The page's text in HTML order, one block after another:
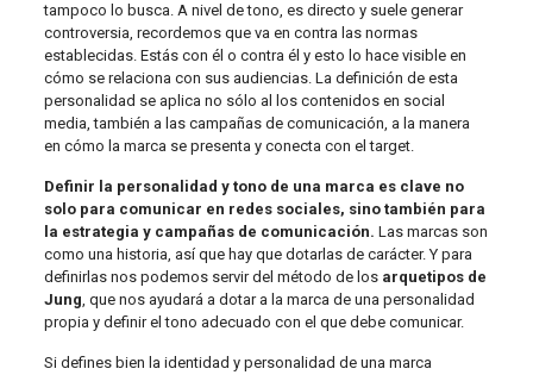
tampoco lo busca. A nivel de tono, es directo y suele generar
controversia, recordemos que va en contra las normas
establecidas. Estás con él o contra él y esto lo hace visible en
cómo se relaciona con sus audiencias. La definición de esta
personalidad se aplica no sólo al los contenidos en social
media, también a las campañas de comunicación, a la manera
en cómo la marca se presenta y conecta con el target.
Definir la personalidad y tono de una marca es clave no
solo para comunicar en redes sociales, sino también para
la estrategia y campañas de comunicación. Las marcas son
como una historia, así que hay que dotarlas de carácter. Y para
definirlas nos podemos servir del método de los arquetipos de
Jung, que nos ayudará a dotar a la marca de una personalidad
propia y definir el tono adecuado con el que debe comunicar.
Si defines bien la identidad y personalidad de una marca